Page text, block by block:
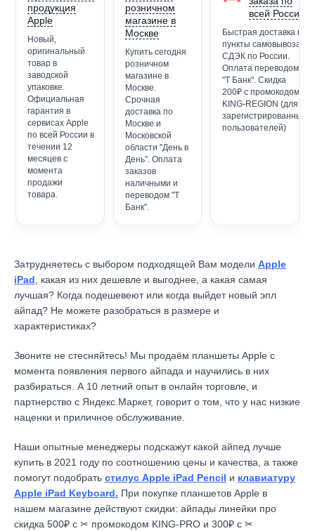
продукция
Apple
Новый,
оригинальный
товар в
заводской
упаковке.
Официальная
гарантия в
сервисах Apple
по всей России в
течении 12
месяцев с
момента
продажи
товара.
розничном
магазине в
Москве
Купить сегодня
розничном
магазине в
Москве.
Срочная
доставка по
Москве и
Московской
области "День в
День". Оплата
заказов
наличными и
переводом "Т
Банк".
всей России
Быстрая доставка в
пункты самовывоза
СДЭК по России.
Оплата переводом
"Т Банк". Скидка
200₽ с промокодом
KING-REGION (для
зарегистрированных
пользователей)
Затрудняетесь с выбором подходящей Вам модели Apple
iPad , какая из них дешевле и выгоднее, а какая самая
лучшая? Когда подешевеют или когда выйдет новый эпл
айпад? Не можете разобраться в размере и
характеристиках?
Звоните не стесняйтесь! Мы продаём планшеты Apple с
момента появления первого айпада и научились в них
разбираться. А 10 летний опыт в онлайн торговле, и
партнерство с Яндекс.Маркет, говорит о том, что у нас низкие
наценки и приличное обслуживание.
Наши опытные менеджеры подскажут какой айпед лучше
купить в 2021 году по соотношению цены и качества, а также
помогут подобрать стилус Apple iPad Pencil и клавиатуру
Apple iPad Keyboard. При покупке планшетов Apple в
нашем магазине действуют скидки: айпады линейки про
скидка 500₽ с ✂ промокодом KING-PRO и 300₽ с ✂